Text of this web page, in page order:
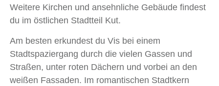
Weitere Kirchen und ansehnliche Gebäude findest
du im östlichen Stadtteil Kut.
Am besten erkundest du Vis bei einem
Stadtspaziergang durch die vielen Gassen und
Straßen, unter roten Dächern und vorbei an den
weißen Fassaden. Im romantischen Stadtkern